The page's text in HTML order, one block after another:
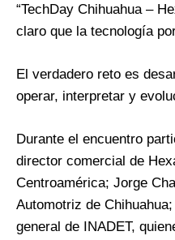
“TechDay Chihuahua –
claro que la tecnología
El verdadero reto es
operar, interpretar y
Durante el encuentro
director comercial de
Centroamérica; Jorge
Automotriz de
general de INADET,